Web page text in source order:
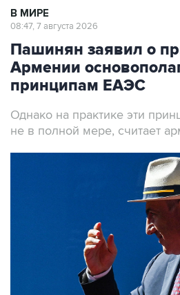
В МИРЕ
08:47, 7 августа 2026
Пашинян заявил о
Армении
принципам ЕАЭС
Однако на практике эти
не в полной мере, считает